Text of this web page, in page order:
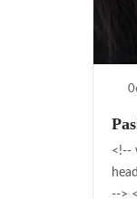
<!--
-->